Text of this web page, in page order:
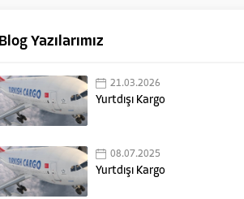
Yazılarımız
21.03.2026
Yurtdışı Kargo
08.07.2025
Yurtdışı Kargo